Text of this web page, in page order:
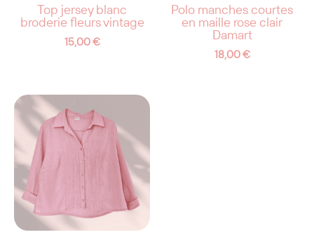
Top jersey blanc
broderie fleurs vintage
15,00€
Polo manches courtes
en maille rose clair
Damart
18,00€